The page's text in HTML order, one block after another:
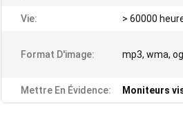
Vie: > 60000
Format D'image: mp3, wma,
Mettre En Évidence: Moniteurs